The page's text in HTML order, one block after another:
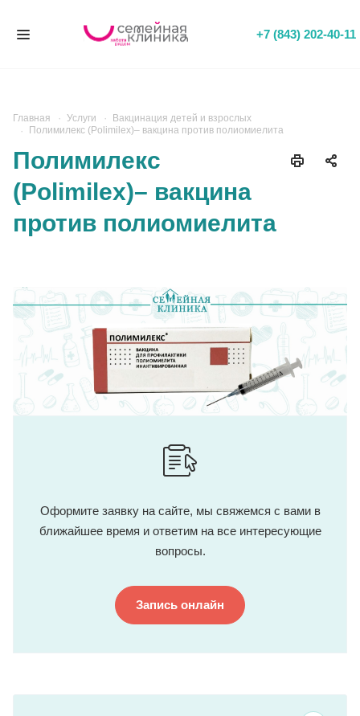
+7 (843) 202-40-11
Главная Услуги
Вакцинация детей и взрослых
Полимилекс (Polimilex)– вакцина против полиомиелита
Полимилекс
(Polimilex)– вакцина
против полиомиелита
Оформите заявку на сайте, мы свяжемся с вами в
ближайшее время и ответим на все интересующие
вопросы.
Запись онлайн